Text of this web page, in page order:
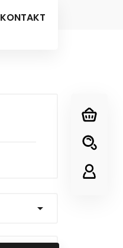
KONTAKT
